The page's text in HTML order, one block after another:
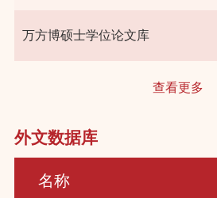
万方博硕士学位论文库
查看更多
外文数据库
名称